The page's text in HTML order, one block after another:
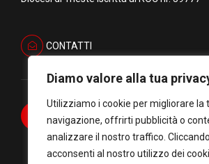
Diamo valore alla tua
Utilizziamo i cookie per migliorare la
navigazione, offrirti pubblicità o
analizzare il nostro traffico.
acconsenti al nostro utilizzo dei
CONTATTI